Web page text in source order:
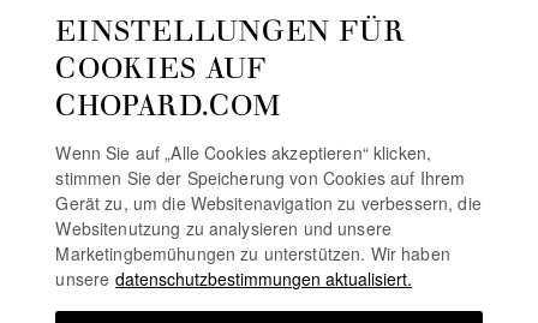
AUF DEM LAUFENDEN BLEIBEN
NEWSLETTER ABONNIEREN
EINSTELLUNGEN FÜR
COOKIES AUF
CHOPARD.COM
Wenn Sie auf „Alle Cookies akzeptieren“ klicken,
stimmen Sie der Speicherung von Cookies auf Ihrem
Gerät zu, um die Websitenavigation zu verbessern, die
Websitenutzung zu analysieren und unsere
Marketingbemühungen zu unterstützen. Wir haben
unsere datenschutzbestimmungen aktualisiert.